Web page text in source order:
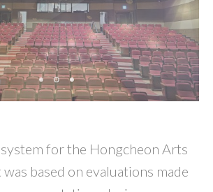
system for the Hongcheon Arts
based on evaluations made